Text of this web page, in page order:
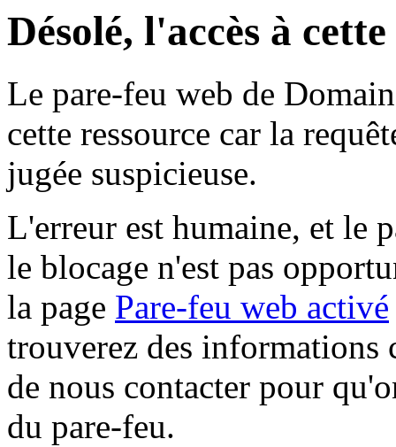
Désolé, l'accès à
Le pare-feu web de
cette ressource car la
jugée suspicieuse.
L'erreur est humaine, et le
le blocage n'est pas
la page Pare-feu web activé
trouverez des informations
de nous contacter pour
du pare-feu.